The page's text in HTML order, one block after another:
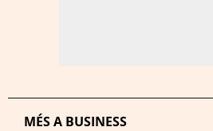
MÉS A BUSINESS